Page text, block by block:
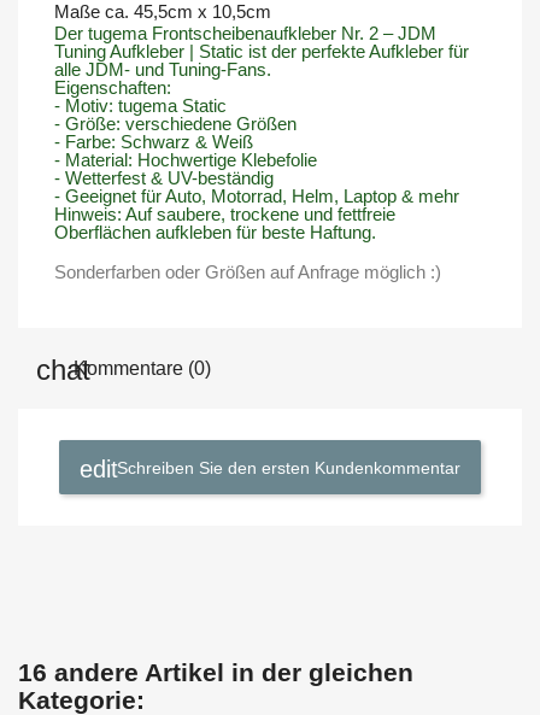
Maße ca. 45,5cm x 10,5cm
Der tugema Frontscheibenaufkleber Nr. 2 – JDM
Tuning Aufkleber | Static ist der perfekte Aufkleber für
alle JDM- und Tuning-Fans.
Eigenschaften:
- Motiv: tugema Static
- Größe: verschiedene Größen
- Farbe: Schwarz & Weiß
- Material: Hochwertige Klebefolie
- Wetterfest & UV-beständig
- Geeignet für Auto, Motorrad, Helm, Laptop & mehr
Hinweis: Auf saubere, trockene und fettfreie
Oberflächen aufkleben für beste Haftung.
Sonderfarben oder Größen auf Anfrage möglich :)
Kommentare (0)
Schreiben Sie den ersten Kundenkommentar
16 andere Artikel in der gleichen
Kategorie: